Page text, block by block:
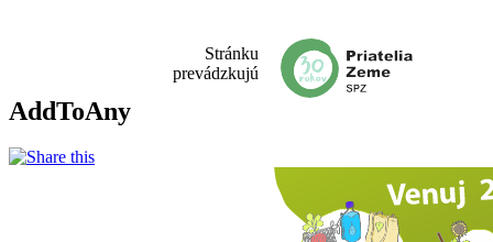
Stránku
prevádzkujú
AddToAny